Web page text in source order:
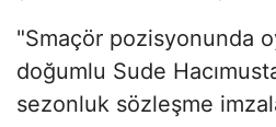
"Smaçör pozisyonunda
doğumlu Sude
sezonluk sözleşme